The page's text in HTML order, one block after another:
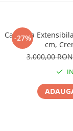
-27%
Canapea
cm,
3.000,00